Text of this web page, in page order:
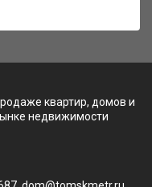
квартир, домов и
недвижимости